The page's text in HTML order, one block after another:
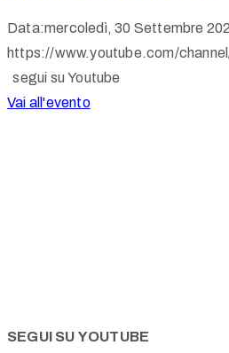
Data:mercoledì, 30 Settembre
https://www.youtube.com/
segui su Youtube
Vai all'evento
SEGUI SU YOUTUBE